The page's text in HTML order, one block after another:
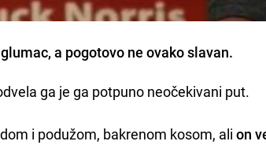
a pogotovo ne ovako slavan.
ga je ga potpuno neočekivani put.
i podužom, bakrenom kosom, alion